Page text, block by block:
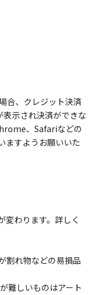
合、クレジット決済
示され決済ができな
、Safariなどの
ますようお願いいた
変わります。詳しく
割れ物などの易損品
難しいものはアート